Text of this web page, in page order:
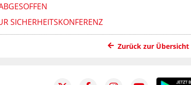
SICHERHEITSKONFERENZ
Zurück zur Übersicht